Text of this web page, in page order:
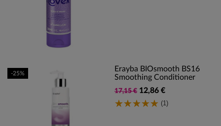
Erayba BIOsmooth BS16
Smoothing Conditioner
17,15 € 12,86 €
(1)
-25%